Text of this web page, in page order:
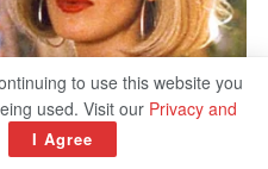
to use this website you
used. Visit our Privacy and
I Agree